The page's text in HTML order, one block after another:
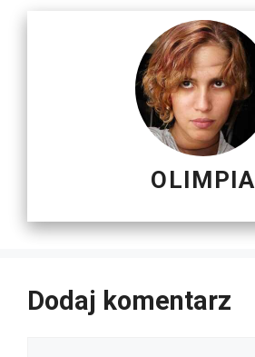
OLIMPIA
Dodaj komentarz